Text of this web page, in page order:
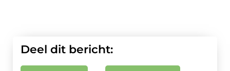
Deel dit bericht: